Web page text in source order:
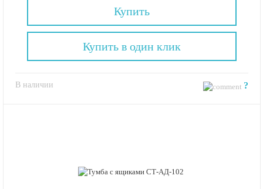
Купить
В наличии ?
Купить в один клик